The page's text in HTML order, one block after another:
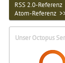
RSS 2.0-Referenz
Atom-Referenz
Unser Octopus